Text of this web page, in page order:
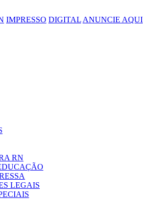
IMPRESSO DIGITAL ANUNCIE AQUI
RN
LEGAIS